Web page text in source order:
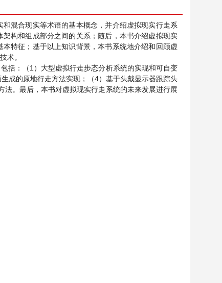
混合现实等术语的基本概念，并介绍虚拟现实行走系
构和组成部分之间的关系；随后，本书介绍虚拟现实
特征；基于以上知识背景，本书系统地介绍和回顾虚
术。
括：（1）大型虚拟行走步态分析系统的实现和可自变
成的原地行走方法实现；（4）基于头戴显示器跟踪头
。最后，本书对虚拟现实行走系统的未来发展进行展